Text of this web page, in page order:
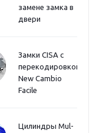
замене замка в
двери
Замки CISA с
перекодировкой
New Cambio
Facile
Цилиндры Mul-